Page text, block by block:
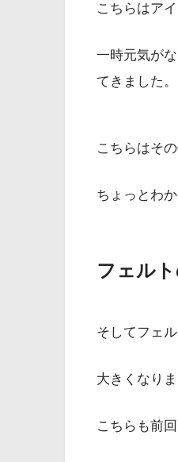
こちらはアイ
一時元気が
てきました。
こちらはそ
ちょっとわ
フェル
そしてフェ
大きくなりま
こちらも前